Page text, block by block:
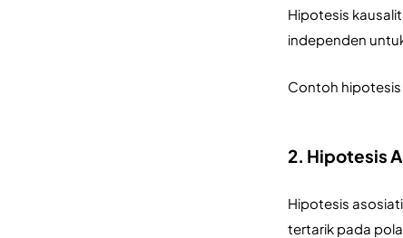
Hipotesis
independen
Contoh hipotesis
2. Hipotesis
Hipotesis
tertarik pada